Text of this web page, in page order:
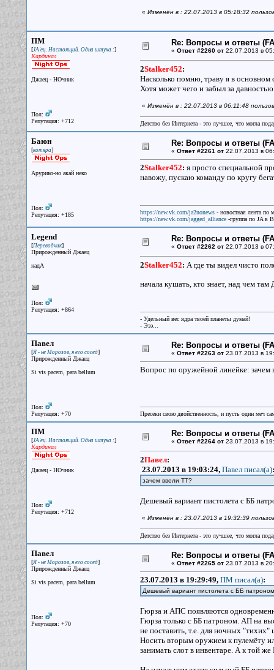
« Изменён в : 22.07.2013 в 05:18:32
ПМ
[JA'ец. Настоящий. Одна штука :]
Кардинал
Джаец - НОчник
Пол:
Репутация: +712
Re: Вопросы и ответы
« Ответ #2260 от22.07.2013 в
2Stalker452:
Насколько помню, траву я в
Хотя может чего и забыл за давностью
« Изменён в : 22.07.2013 в 06:11:48
Детство без Интернета - это лучшее, что могла
Баюн
[котяра]
Арурико-но акай неко
Пол:
Репутация: +185
Re: Вопросы и ответы
« Ответ #2261 от22.07.2013 в
2Stalker452: я просто специальной
навожу, пускаю команду по кругу
https://new.vk.com/ja2nonews- новостная лента по
https://new.vk.com/jagged_alliance-группа по JA в
Legend
[Переводчик]
Прирожденный Джаец
надА
Пол:
Репутация: +864
Re: Вопросы и ответы
« Ответ #2262 от22.07.2013 в
2Stalker452: А где ты видел чисто
начала кушать, кто знает, над чем
- Удельный вес ядра твоей планеты думай!
- Эээ...
Павел
[Я - не Морозов, я его сосед]
Прирожденный Джаец
Si vis pacem, para bellum
Пол:
Репутация: +70
Re: Вопросы и ответы
« Ответ #2263 от23.07.2013 в
Вопрос по оружейной линейке:
Пресеки свою двойственность, и пусть один меч
ПМ
[JA'ец. Настоящий. Одна штука :]
Кардинал
Джаец - НОчник
Пол:
Репутация: +712
Re: Вопросы и ответы
« Ответ #2264 от23.07.2013 в
2Павел:
23.07.2013 в 19:03:24, Павел писал(a):
зачем ввели ТТ?
Дешевый вариант пистолета с ББ
« Изменён в : 23.07.2013 в 19:32:39
Детство без Интернета - это лучшее, что могла
Павел
[Я - не Морозов, я его сосед]
Прирожденный Джаец
Si vis pacem, para bellum
Пол:
Репутация: +70
Re: Вопросы и ответы
« Ответ #2265 от23.07.2013 в
23.07.2013 в 19:29:49, ПМ писал(a):
Дешевый вариант пистолета с ББ
Гюрза и АПС появляются
Гюрза только с ББ патроном. АП на
не поставить, т.е. для ночных
Носить вторым оружием к пулемёту
занимать слот в инвентаре. А к той